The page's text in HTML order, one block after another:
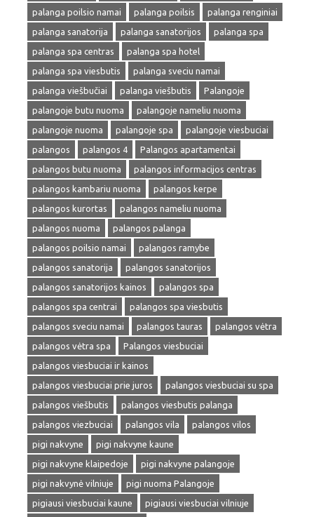
palanga poilsio namai
palanga poilsis
palanga renginiai
palanga sanatorija
palanga sanatorijos
palanga spa
palanga spa centras
palanga spa hotel
palanga spa viesbutis
palanga sveciu namai
palanga viešbučiai
palanga viešbutis
Palangoje
palangoje butu nuoma
palangoje nameliu nuoma
palangoje nuoma
palangoje spa
palangoje viesbuciai
palangos
palangos 4
Palangos apartamentai
palangos butu nuoma
palangos informacijos centras
palangos kambariu nuoma
palangos kerpe
palangos kurortas
palangos nameliu nuoma
palangos nuoma
palangos palanga
palangos poilsio namai
palangos ramybe
palangos sanatorija
palangos sanatorijos
palangos sanatorijos kainos
palangos spa
palangos spa centrai
palangos spa viesbutis
palangos sveciu namai
palangos tauras
palangos vėtra
palangos vėtra spa
Palangos viesbuciai
palangos viesbuciai ir kainos
palangos viesbuciai prie juros
palangos viesbuciai su spa
palangos viešbutis
palangos viesbutis palanga
palangos viezbuciai
palangos vila
palangos vilos
pigi nakvyne
pigi nakvyne kaune
pigi nakvyne klaipedoje
pigi nakvyne palangoje
pigi nakvynė vilniuje
pigi nuoma Palangoje
pigiausi viesbuciai kaune
pigiausi viesbuciai vilniuje